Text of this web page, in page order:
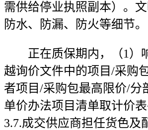
需供给停业执照副本）。
防水、防漏、防火等细节。
正在质保期内，（1）
越询价文件中的项目/采购
者项目/采购包最高限价/分
单价办法项目清单取计价表
3.7.成交供应商担任货色及